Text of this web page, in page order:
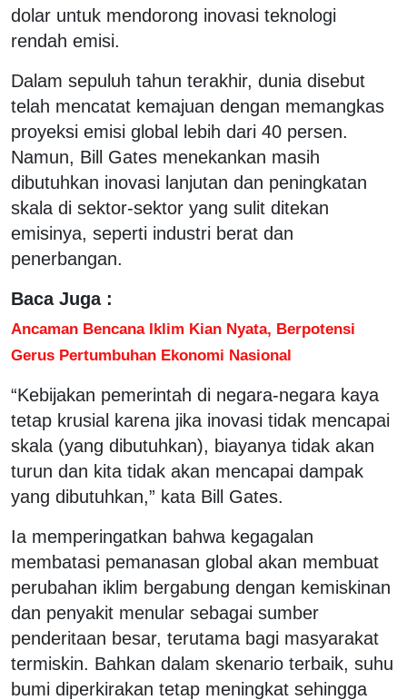
dolar untuk mendorong inovasi teknologi
rendah emisi.
Dalam sepuluh tahun terakhir, dunia disebut
telah mencatat kemajuan dengan memangkas
proyeksi emisi global lebih dari 40 persen.
Namun, Bill Gates menekankan masih
dibutuhkan inovasi lanjutan dan peningkatan
skala di sektor-sektor yang sulit ditekan
emisinya, seperti industri berat dan
penerbangan.
Baca Juga :
Ancaman Bencana Iklim Kian Nyata, Berpotensi
Gerus Pertumbuhan Ekonomi Nasional
“Kebijakan pemerintah di negara-negara kaya
tetap krusial karena jika inovasi tidak mencapai
skala (yang dibutuhkan), biayanya tidak akan
turun dan kita tidak akan mencapai dampak
yang dibutuhkan,” kata Bill Gates.
Ia memperingatkan bahwa kegagalan
membatasi pemanasan global akan membuat
perubahan iklim bergabung dengan kemiskinan
dan penyakit menular sebagai sumber
penderitaan besar, terutama bagi masyarakat
termiskin. Bahkan dalam skenario terbaik, suhu
bumi diperkirakan tetap meningkat sehingga